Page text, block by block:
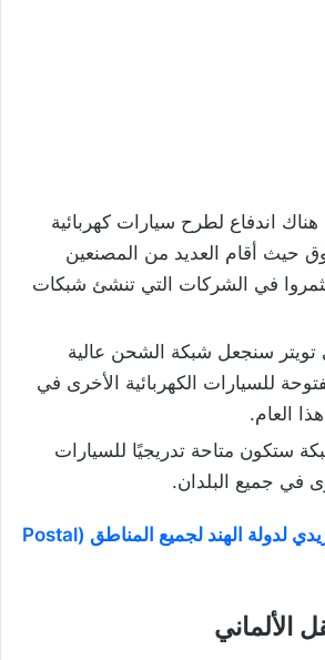
اندفاع لطرح سيارات كهربائية
حيث أقام العديد من المصنعين
في الشركات التي تنشئ شبكات
سنجعل شبكة الشحن عالية
للسيارات الكهربائية الأخرى في
العام.
ستكون متاحة تدريجيًا للسيارات
في جميع البلدان.
الرمز البريدي لدولة الهند لجميع المناطق (Postal
الألماني